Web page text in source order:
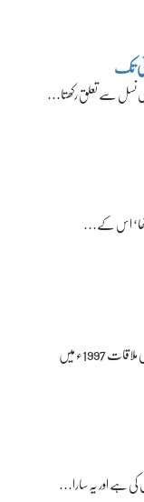
تک
نسل سے تعلق رکھتا…
تھا‘ اس کے…
امیرالعظیم صاحب سے میری پہلی ملاقات 1997ء میں
ہے اور یہ سارا…